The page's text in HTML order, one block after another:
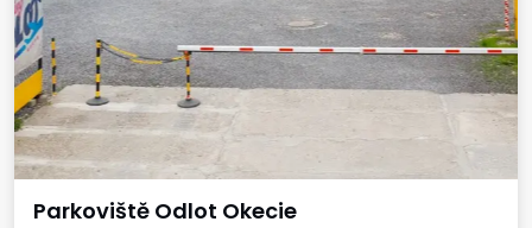
Parkoviště Odlot Okecie